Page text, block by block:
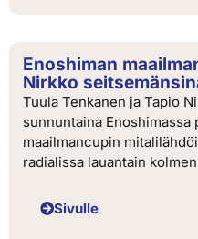
Enoshiman
Nirkko
Tuula Tenkanen ja Tapio
sunnuntaina
maailmancupin
radialissa lauantain
Sivulle